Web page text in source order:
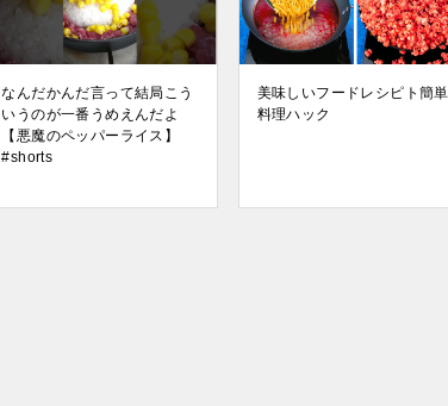
なんだかんだ言って結局こう
いうのが一番うめえんだよ
【悪魔のペッパーライス】
#shorts
美味しいフードレシピト簡単
料理ハック